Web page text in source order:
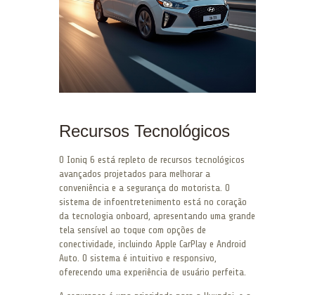
Recursos Tecnológicos
O Ioniq 6 está repleto de recursos tecnológicos
avançados projetados para melhorar a
conveniência e a segurança do motorista. O
sistema de infoentretenimento está no coração
da tecnologia onboard, apresentando uma grande
tela sensível ao toque com opções de
conectividade, incluindo Apple CarPlay e Android
Auto. O sistema é intuitivo e responsivo,
oferecendo uma experiência de usuário perfeita.